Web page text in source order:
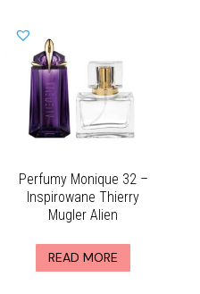
Perfumy Monique 32 –
Inspirowane Thierry
Mugler Alien
READ MORE